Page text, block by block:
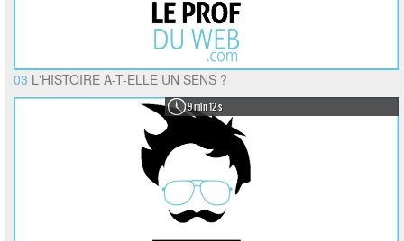
03 L'HISTOIRE A-T-ELLE UN SENS ?
9 min 12 s